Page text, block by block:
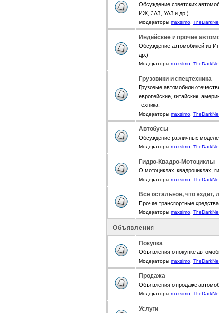
Обсуждение советских
ИЖ, ЗАЗ, УАЗ и др.)
Модераторы maxsimo
Индийские и прочие
Обсуждение автомобилей из
др.)
Модераторы maxsimo
Грузовики и спецтехника
Грузовые автомобили
европейские, китайские,
техника.
Модераторы maxsimo
Автобусы
Обсуждение различных
Модераторы maxsimo
Гидро-Квадро-Мотоциклы
О мотоциклах, квадроциклах,
Модераторы maxsimo
Всё остальное, что ездит,
Прочие транспортные средства
Модераторы maxsimo
Объявления
Покупка
Объявления о покупке
Модераторы maxsimo
Продажа
Объявления о продаже
Модераторы maxsimo
Услуги